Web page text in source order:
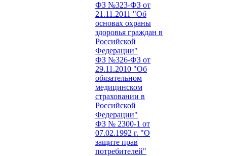
ФЗ №323-ФЗ от
21.11.2011 "Об
основах охраны
здоровья граждан в
Российской
Федерации"
ФЗ №326-ФЗ от
29.11.2010 "Об
обязательном
медицинском
страховании в
Российской
Федерации"
ФЗ № 2300-1 от
07.02.1992 г. "О
защите прав
потребителей"